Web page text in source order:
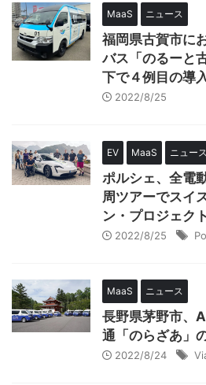
MaaS ニュース
福岡県古賀市に
バス「のるーと
下で４例目の導
2022/8/25
EV MaaS ニュース
ポルシェ、全電
周ツアーでスイ
ン・プロジェク
2022/8/25
MaaS ニュース
長野県茅野市、
通「のらざあ」
2022/8/24